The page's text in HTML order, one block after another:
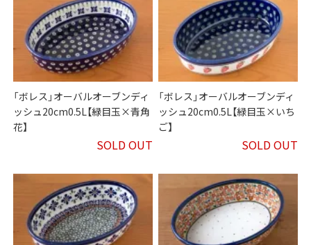
「ボレス」オーバルオーブンディ
ッシュ20cm0.5L【緑目玉×青角
花】
SOLD OUT
「ボレス」オーバルオーブンディ
ッシュ20cm0.5L【緑目玉×いち
ご】
SOLD OUT